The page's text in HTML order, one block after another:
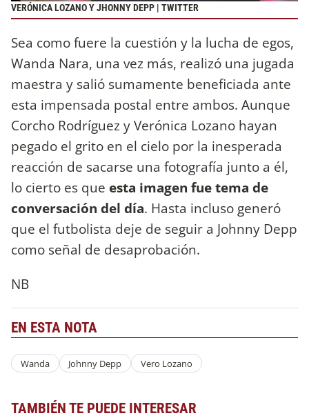
VERÓNICA LOZANO Y JHONNY DEPP | TWITTER
Sea como fuere la cuestión y la lucha de egos,
Wanda Nara, una vez más, realizó una jugada
maestra y salió sumamente beneficiada ante
esta impensada postal entre ambos. Aunque
Corcho Rodríguez y Verónica Lozano hayan
pegado el grito en el cielo por la inesperada
reacción de sacarse una fotografía junto a él,
lo cierto es que esta imagen fue tema de
conversación del día. Hasta incluso generó
que el futbolista deje de seguir a Johnny Depp
como señal de desaprobación.
NB
EN ESTA NOTA
Wanda Johnny Depp Vero Lozano
TAMBIÉN TE PUEDE INTERESAR